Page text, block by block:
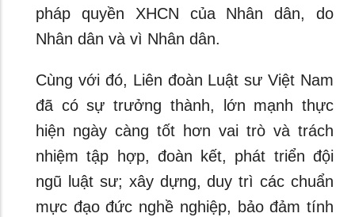
pháp quyền XHCN của Nhân dân, do
Nhân dân và vì Nhân dân.
Cùng với đó, Liên đoàn Luật sư Việt Nam
đã có sự trưởng thành, lớn mạnh thực
hiện ngày càng tốt hơn vai trò và trách
nhiệm tập hợp, đoàn kết, phát triển đội
ngũ luật sư; xây dựng, duy trì các chuẩn
mực đạo đức nghề nghiệp, bảo đảm tính